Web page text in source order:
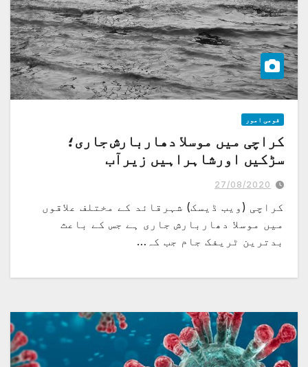
قومی امور
کراچی میں موسلا دھاربارش جاری؛
سڑکیں اورشاہراہیں زیرآب
27/08/2020
کراچی (ویب ڈیسک) شہرقائد کے مختلف علاقوں
میں موسلا دھاربارش جاری ہے جس کے باعث
بدترین ٹریفک جام جب کہ…